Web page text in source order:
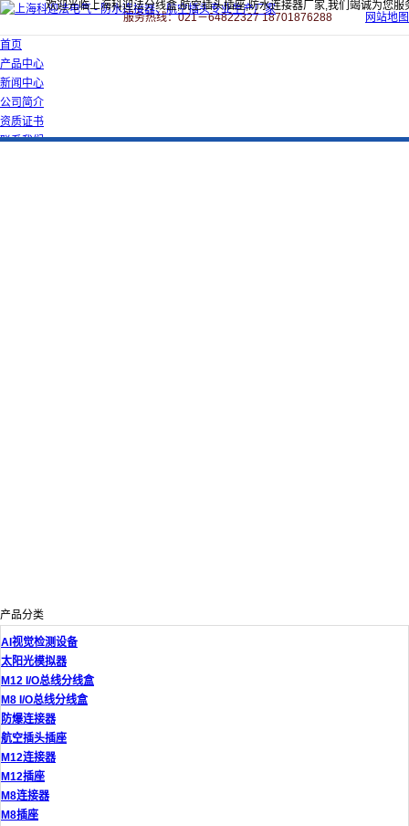
欢迎光临上海科迎法分线盒,航空插头插座,防水连接器厂家,我们竭诚为您服
服务热线：021－64822327 18701876288
网站地图
首页
产品中心
新闻中心
公司简介
资质证书
联系我们
产品分类
AI视觉检测设备
太阳光模拟器
M12 I/O总线分线盒
M8 I/O总线分线盒
防爆连接器
航空插头插座
M12连接器
M12插座
M8连接器
M8插座